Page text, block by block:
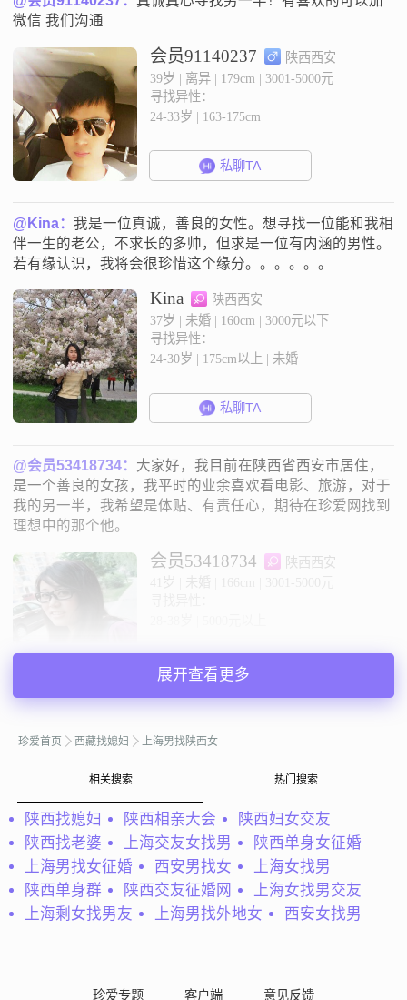
微信 我们沟通
会员91140237
陕西西安
39岁 | 离异 | 179cm | 3001-5000元
寻找异性：
24-33岁 | 163-175cm
私聊TA
@Kina：我是一位真诚，善良的女性。想寻找一位能和我相
伴一生的老公，不求长的多帅，但求是一位有内涵的男性。
若有缘认识，我将会很珍惜这个缘分。。。。。。
Kina
陕西西安
37岁 | 未婚 | 160cm | 3000元以下
寻找异性：
24-30岁 | 175cm以上 | 未婚
私聊TA
@会员53418734： 大家好，我目前在陕西省西安市居住，
是一个善良的女孩，我平时的业余喜欢看电影、旅游，对于
我的另一半，我希望是体贴、有责任心，期待在珍爱网找到
理想中的那个他。
会员53418734
陕西西安
私聊TA
工，设备管理系统的管理人员，平时没有任何不良嗜好。
72岁 | 离异 | 178cm | 5001-8000元
寻找异性：
49-59岁
私聊TA
独孤是相对的，按我的属相，要寻找属兔，属马，属虎的
展开查看更多
珍爱首页 西藏找媳妇 上海男找陕西女
相关搜索 热门搜索
陕西找媳妇 陕西相亲大会
陕西妇女交友
陕西找老婆
上海交友女找男
陕西单身女征婚
上海男找女征婚
西安男找女
上海女找男
陕西单身群
陕西交友征婚网
上海女找男交友
上海剩女找男友
上海男找外地女 西安女找男
珍爱专题 客户端 意见反馈